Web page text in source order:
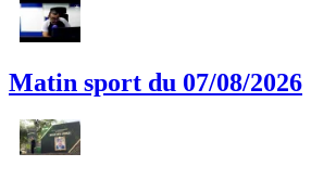
Matin sport du 07/08/2026